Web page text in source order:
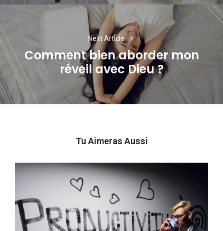
Next Article
Next
post:
Comment bien aborder mon
réveil avec Dieu ?
Tu Aimeras Aussi